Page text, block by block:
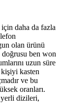
daha da fazla
olan ürünü
doğrusu ben won
uzun süre
kasten
ve bu
oranları.
yerli dizileri,